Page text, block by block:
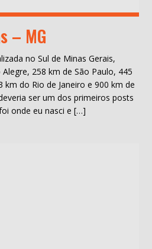
– MG
no Sul de Minas Gerais,
258 km de São Paulo, 445
do Rio de Janeiro e 900 km de
ser um dos primeiros posts
onde eu nasci e […]